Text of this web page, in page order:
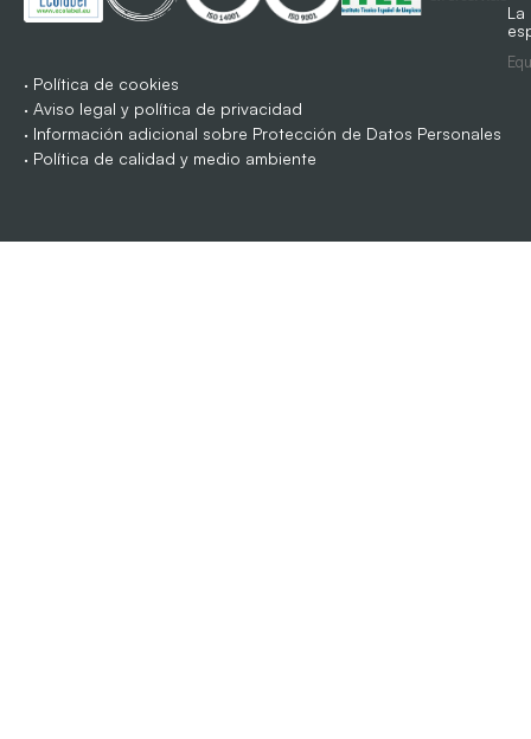
· Política de cookies
· Aviso legal y política de privacidad
· Información adicional sobre Protección de Datos Personales
· Política de calidad y medio ambiente